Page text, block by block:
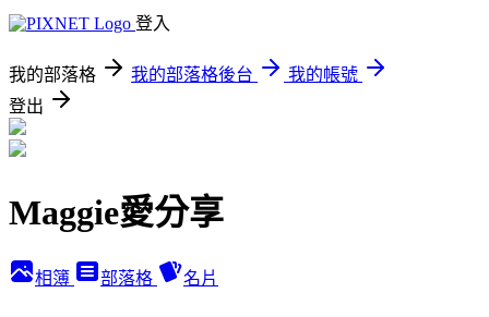
登入
我的部落格 我的部落格後台
我的帳號
登出
Maggie愛分享
相簿 部落格 名片